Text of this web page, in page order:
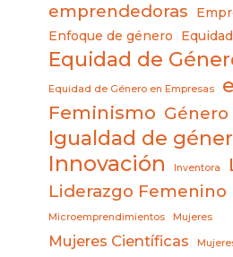
emprendedoras
Enfoque de género
Equidad
Equidad de
Equidad de Género en Empresas
Feminismo Género
Igualdad de
Innovación Inventora
Liderazgo Femenino
Microemprendimientos Mujeres
Mujeres Científicas